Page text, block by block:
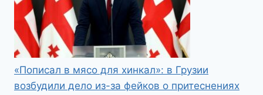
«Пописал в мясо для хинкал»: в Грузии
возбудили дело из-за фейков о притеснениях